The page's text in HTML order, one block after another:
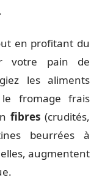
en profitant du
votre pain de
les aliments
fromage frais
fibres(crudités,
beurrées à
augmentent